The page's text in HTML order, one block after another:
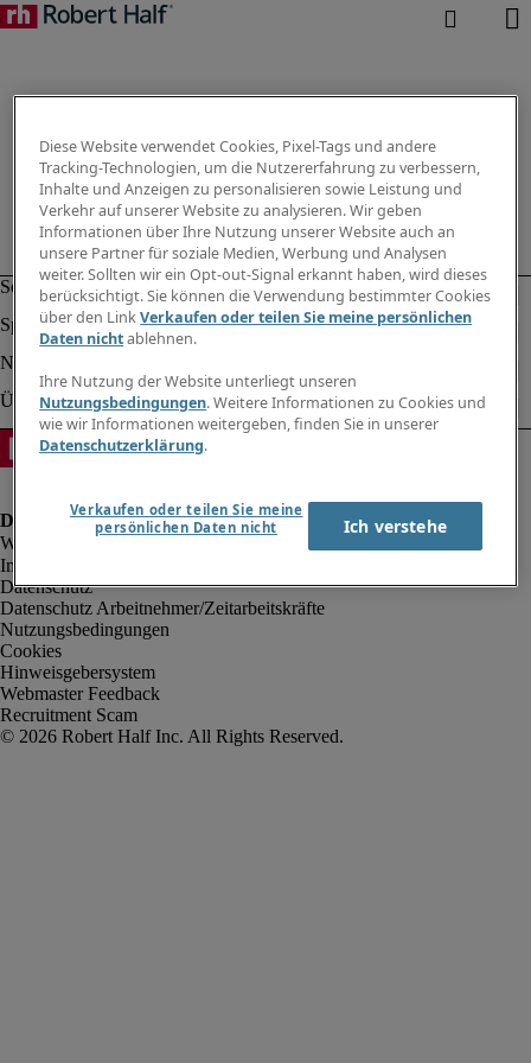
Impressum
Datenschutz
Datenschutz Arbeitnehmer/Zeitarbeitskräfte
Nutzungsbedingungen
Cookies
Hinweisgebersystem
Webmaster Feedback
Recruitment Scam
Diese Website verwendet Cookies, Pixel-Tags und andere
Tracking-Technologien, um die Nutzererfahrung zu verbessern,
Inhalte und Anzeigen zu personalisieren sowie Leistung und
Verkehr auf unserer Website zu analysieren. Wir geben
Informationen über Ihre Nutzung unserer Website auch an
unsere Partner für soziale Medien, Werbung und Analysen
weiter. Sollten wir ein Opt-out-Signal erkannt haben, wird dieses
berücksichtigt. Sie können die Verwendung bestimmter Cookies
über den LinkVerkaufen oder teilen Sie meine persönlichen
Daten nichtablehnen.
Ihre Nutzung der Website unterliegt unseren
Nutzungsbedingungen. Weitere Informationen zu Cookies und
wie wir Informationen weitergeben, finden Sie in unserer
Datenschutzerklärung.
Verkaufen oder teilen Sie meine
persönlichen Daten nicht
Ich verstehe